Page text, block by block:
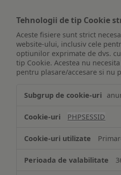
Tehnologii de tip Cookie
Aceste fisiere sunt strict
website-ului, inclusiv cele
optiunilor exprimate de dvs.
tip Cookie. Acestea nu
pentru plasare/accesare si nu
de
Cookie
necesare
PHPSESSID